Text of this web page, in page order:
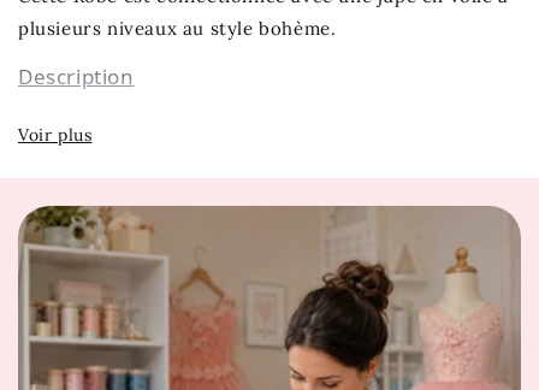
plusieurs niveaux au style bohème.
Description
👗 Robe de couleur crème
👗 Bretelles fines
👗 Col rond
👗Dentelle blanche
👗Buste en maille à dentelle